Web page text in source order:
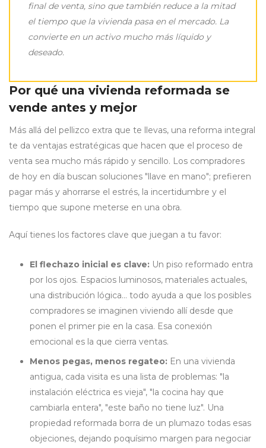
final de venta, sino que también reduce a la mitad
el tiempo que la vivienda pasa en el mercado. La
convierte en un activo mucho más líquido y
deseado.
Por qué una vivienda reformada se
vende antes y mejor
Más allá del pellizco extra que te llevas, una reforma integral
te da ventajas estratégicas que hacen que el proceso de
venta sea mucho más rápido y sencillo. Los compradores
de hoy en día buscan soluciones "llave en mano"; prefieren
pagar más y ahorrarse el estrés, la incertidumbre y el
tiempo que supone meterse en una obra.
Aquí tienes los factores clave que juegan a tu favor:
El flechazo inicial es clave: Un piso reformado entra
por los ojos. Espacios luminosos, materiales actuales,
una distribución lógica… todo ayuda a que los posibles
compradores se imaginen viviendo allí desde que
ponen el primer pie en la casa. Esa conexión
emocional es la que cierra ventas.
Menos pegas, menos regateo: En una vivienda
antigua, cada visita es una lista de problemas: "la
instalación eléctrica es vieja", "la cocina hay que
cambiarla entera", "este baño no tiene luz". Una
propiedad reformada borra de un plumazo todas esas
objeciones, dejando poquísimo margen para negociar